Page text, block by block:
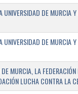
UNIVERSIDAD DE MURCIA
UNIVERSIDAD DE MURCIA
MURCIA, LA
LUCHA CONTRA LA